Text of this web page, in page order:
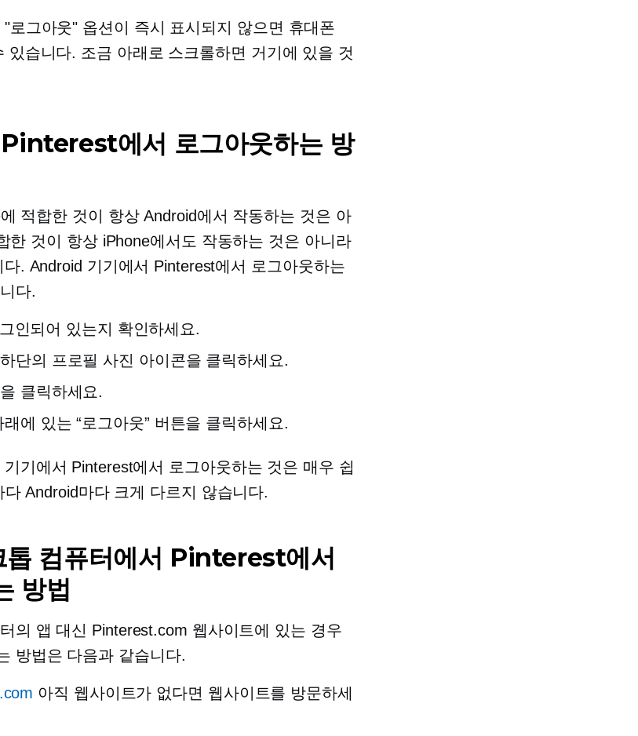
로그아웃" 옵션이 즉시 표시되지 않으면 휴대폰
있습니다. 조금 아래로 스크롤하면 거기에 있을 것
에서 로그아웃하는 방
적합한 것이 항상 Android에서 작동하는 것은 아
한 것이 항상 iPhone에서도 작동하는 것은 아니라
. Android 기기에서 Pinterest에서 로그아웃하는
다.
인되어 있는지 확인하세요.
단의 프로필 사진 아이콘을 클릭하세요.
클릭하세요.
에 있는 “로그아웃” 버튼을 클릭하세요.
기에서 Pinterest에서 로그아웃하는 것은 매우 쉽
다 Android마다 크게 다르지 않습니다.
톱 컴퓨터에서 Pinterest에서
방법
의 앱 대신 Pinterest.com 웹사이트에 있는 경우
방법은 다음과 같습니다.
아직 웹사이트가 없다면 웹사이트를 방문하세